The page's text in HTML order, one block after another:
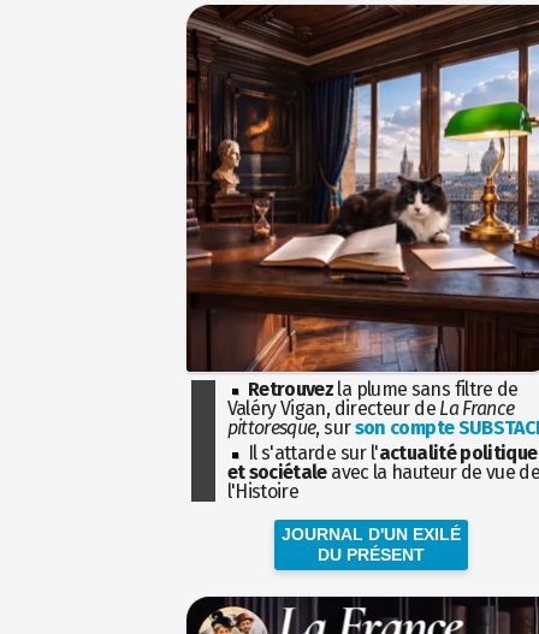
Retrouvez la plume sans filtre de
Valéry Vigan, directeur de La France
pittoresque, surson compte
Il s'attarde sur l'actualité politique
et sociétaleavec la hauteur de vue
l'Histoire
JOURNAL D'UN EXILÉ
DU PRÉSENT